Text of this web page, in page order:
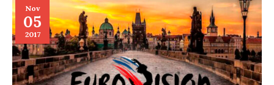
Nov
05
2017